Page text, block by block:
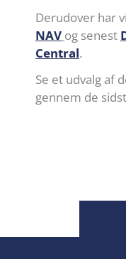
Derudover har
NAV og senest
Central.
Se et udvalg af
gennem de